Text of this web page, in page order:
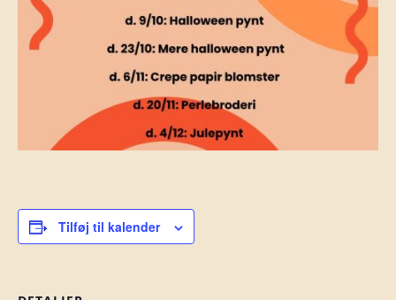
Tilføj til kalender